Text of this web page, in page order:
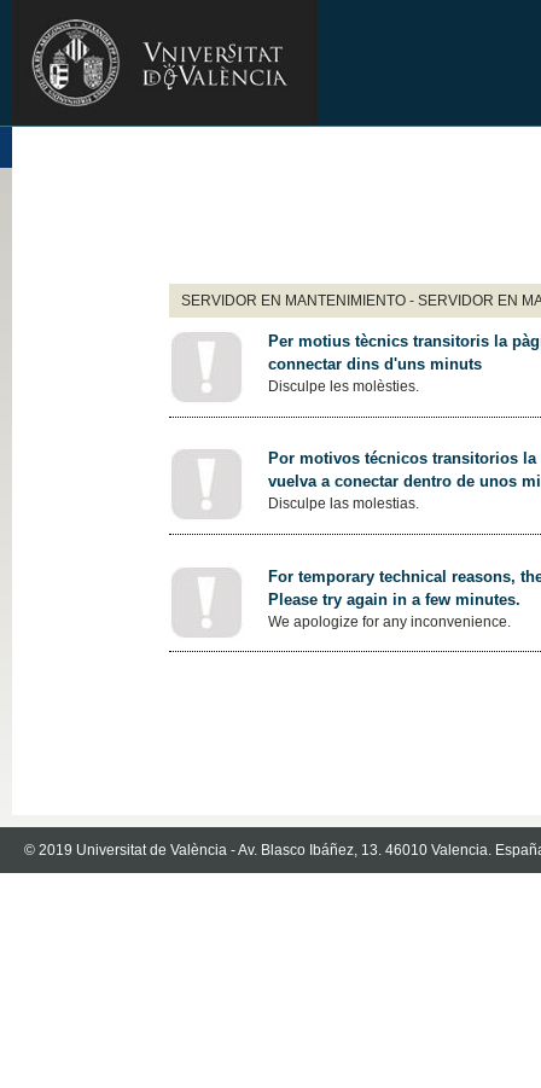
SERVIDOR EN MANTENIMIENTO - SERVIDOR EN
Per motius tècnics transitoris la
connectar dins d'uns minuts
Disculpe les molèsties.
Por motivos técnicos transitorios
vuelva a conectar dentro de unos
Disculpe las molestias.
For temporary technical reasons,
Please try again in a few minutes.
We apologize for any inconvenience.
© 2019 Universitat de València - Av. Blasco Ibáñez, 13. 46010 Valencia.